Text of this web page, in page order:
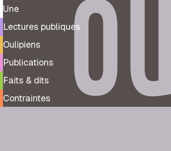
Une
Lectures publiques
Oulipiens
Publications
Faits & dits
Contraintes